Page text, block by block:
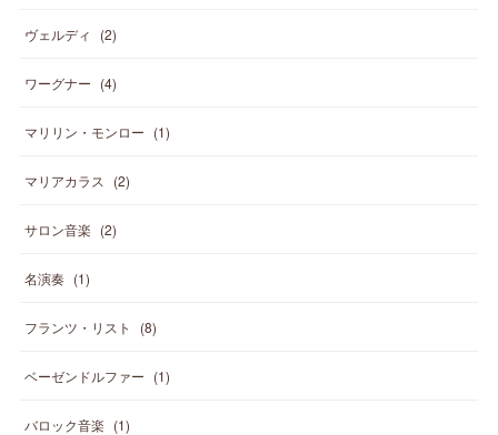
ヴェルディ (2)
ワーグナー (4)
マリリン・モンロー (1)
マリアカラス (2)
サロン音楽 (2)
名演奏 (1)
フランツ・リスト (8)
ベーゼンドルファー (1)
バロック音楽 (1)